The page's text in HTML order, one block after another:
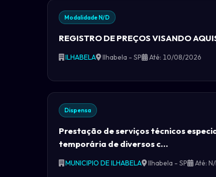
Modalidade N/D
REGISTRO DE PREÇOS VISANDO
ILHABELA Ilhabela - SP Até: 10/08/2026
Dispensa
Prestação de serviços técnicos
temporária de diversos c...
MUNICIPIO DE ILHABELA Ilhabela - SP Até: